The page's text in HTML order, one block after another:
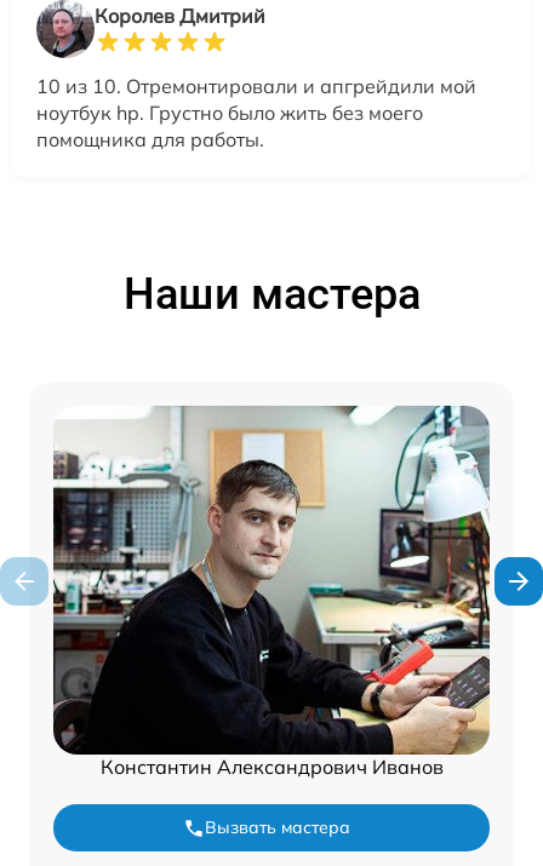
Королев Дмитрий
10 из 10. Отремонтировали и апгрейдили мой
ноутбук hp. Грустно было жить без моего
помощника для работы.
Наши мастера
Константин Александрович Иванов
Вызвать мастера